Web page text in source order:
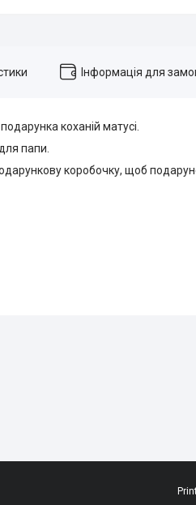
Інформація для
коханій матусі.
папи.
коробочку, щоб